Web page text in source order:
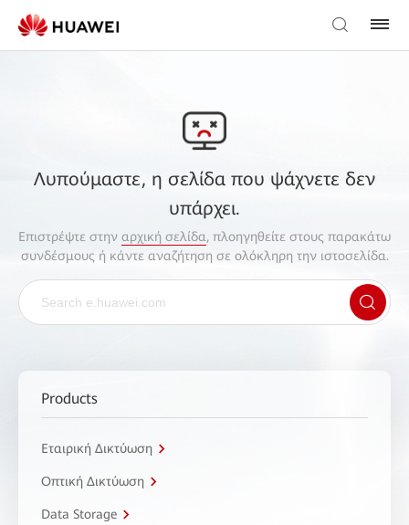
Λυπούμαστε, η σελίδα που ψάχνετε δεν
υπάρχει.
Επιστρέψτε στην αρχική σελίδα, πλοηγηθείτε στους παρακάτω
συνδέσμους ή κάντε αναζήτηση σε ολόκληρη την ιστοσελίδα.
Products
Εταιρική Δικτύωση
Οπτική Δικτύωση
Data Storage